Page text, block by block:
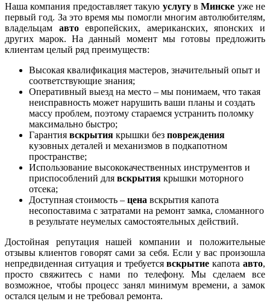
Наша компания предоставляет такую услугувМинске уже не
первый год. За это время мы помогли многим автолюбителям,
владельцам автоевропейских, американских, японских и
других марок. На данный момент мы готовы предложить
клиентам целый ряд преимуществ:
Высокая квалификация мастеров, значительный опыт и
соответствующие знания;
Оперативный выезд на место – мы понимаем, что такая
неисправность может нарушить ваши планы и создать
массу проблем, поэтому стараемся устранить поломку
максимально быстро;
Гарантия вскрытия крышки без повреждения
кузовных деталей и механизмов в подкапотном
пространстве;
Использование высококачественных инструментов и
приспособлений для вскрытия крышки моторного
отсека;
Доступная стоимость – цена вскрытия капота
несопоставима с затратами на ремонт замка, сломанного
в результате неумелых самостоятельных действий.
Достойная репутация нашей компании и положительные
отзывы клиентов говорят сами за себя. Если у вас произошла
непредвиденная ситуация и требуетсявскрытие капотаавто,
просто свяжитесь с нами по телефону. Мы сделаем все
возможное, чтобы процесс занял минимум времени, а замок
остался целым и не требовал ремонта.